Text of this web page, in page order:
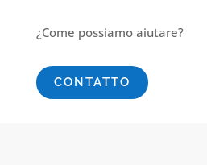
¿Come possiamo aiutare?
CONTATTO